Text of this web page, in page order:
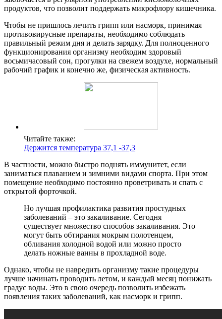
продуктов, что позволит поддержать микрофлору кишечника.
Чтобы не пришлось лечить грипп или насморк, принимая
противовирусные препараты, необходимо соблюдать
правильный режим дня и делать зарядку. Для полноценного
функционирования организму необходим здоровый
восьмичасовый сон, прогулки на свежем воздухе, нормальный
рабочий график и конечно же, физическая активность.
Читайте также:
Держится температура 37,1 -37,3
В частности, можно быстро поднять иммунитет, если
заниматься плаванием и зимними видами спорта. При этом
помещение необходимо постоянно проветривать и спать с
открытой форточкой.
Но лучшая профилактика развития простудных
заболеваний – это закаливание. Сегодня
существует множество способов закаливания. Это
могут быть обтирания мокрым полотенцем,
обливания холодной водой или можно просто
делать ножные ванны в прохладной воде.
Однако, чтобы не навредить организму такие процедуры
лучше начинать проводить летом, и каждый месяц понижать
градус воды. Это в свою очередь позволить избежать
появления таких заболеваний, как насморк и грипп.